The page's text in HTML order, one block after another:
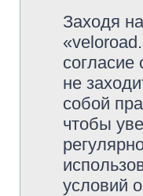
Заходя
не
собой
чтобы
условий